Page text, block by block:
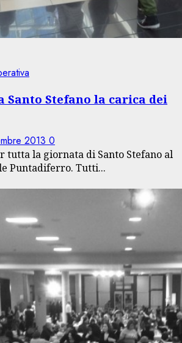
Santo Stefano la carica dei
2013 0
tutta la giornata di Santo Stefano al
Puntadiferro. Tutti...